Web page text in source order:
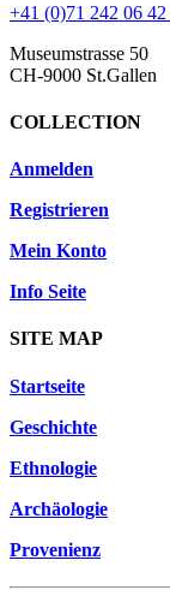
+41 (0)71 242 06 42
Museumstrasse 50
CH-9000 St.Gallen
COLLECTION
Anmelden
Registrieren
Mein Konto
Info Seite
SITE MAP
Startseite
Geschichte
Ethnologie
Archäologie
Provenienz